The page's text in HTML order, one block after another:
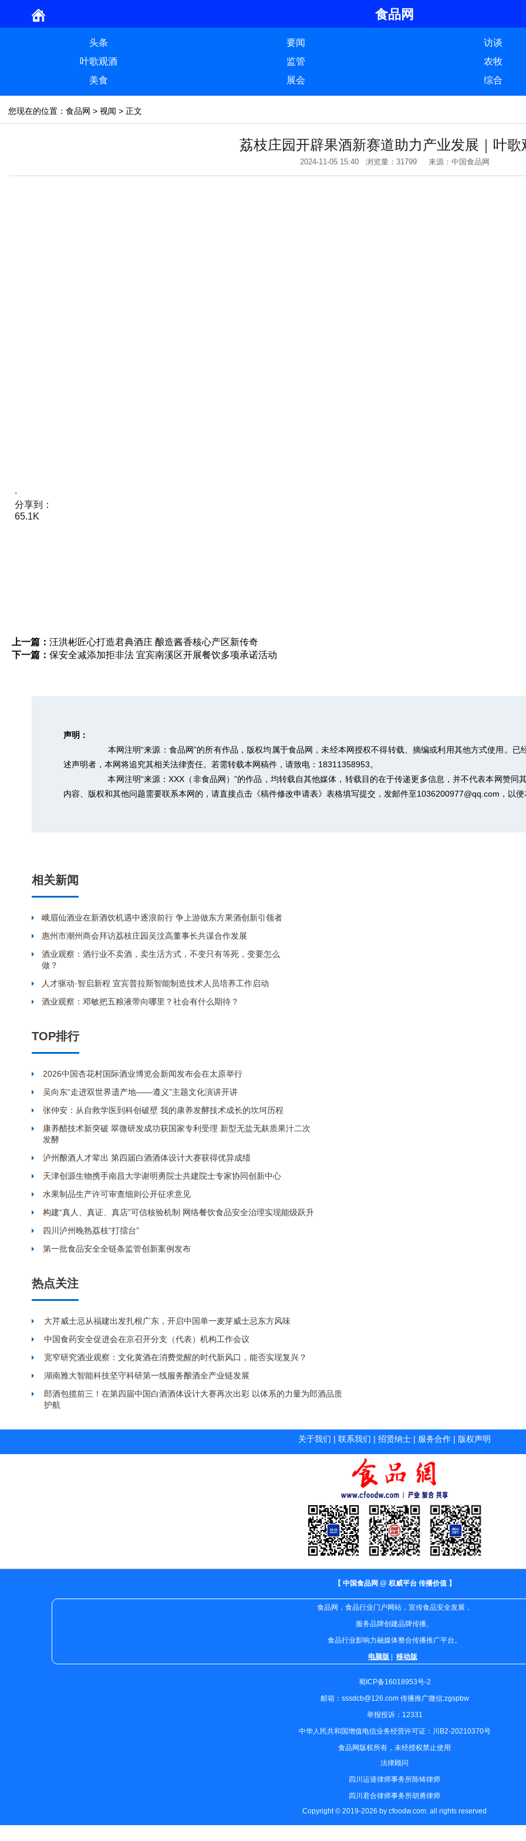
食品网
头条 要闻 访谈
叶歌观酒
监管 农牧
美食
展会 综合
您现在的位置： 食品网 > 视闻 > 正文
荔枝庄园开辟果酒新赛道助力产业发展｜叶歌
2024-11-05 15:40 浏览量：31799 来源：中国食品网
.
分享到：
65.1K
上一篇： 汪洪彬匠心打造君典酒庄 酿造酱香核心产区新传奇
下一篇： 保安全减添加拒非法 宜宾南溪区开展餐饮多项承诺活动
声明：
本网注明“来源：食品网”的所有作品，版权均属于食品网，未经本网授权不得转载、摘编或利用其他方式使用。已
述声明者，本网将追究其相关法律责任。若需转载本网稿件，请致电：18311358953。
本网注明“来源：XXX（非食品网）”的作品，均转载自其他媒体，转载目的在于传递更多信息，并不代表本网赞
内容、版权和其他问题需要联系本网的，请直接点击《稿件修改申请表》 表格填写提交，发邮件至1036200977@qq.com，以便
相关新闻
峨眉仙酒业在新酒饮机遇中逐浪前行 争上游做东方果酒创新引领者
惠州市潮州商会拜访荔枝庄园吴汶高董事长共谋合作发展
酒业观察：酒行业不卖酒，卖生活方式，不变只有等死，变要怎么
做？
人才驱动·智启新程 宜宾普拉斯智能制造技术人员培养工作启动
酒业观察：邓敏把五粮液带向哪里？社会有什么期待？
TOP排行
2026中国杏花村国际酒业博览会新闻发布会在太原举行
吴向东“走进双世界遗产地——遵义”主题文化演讲开讲
张仲安：从自救学医到科创破壁 我的康养发酵技术成长的坎坷历程
康养醋技术新突破 翠微研发成功获国家专利受理 新型无盐无麸质果汁二次
发酵
泸州酿酒人才辈出 第四届白酒酒体设计大赛获得优异成绩
天津创源生物携手南昌大学谢明勇院士共建院士专家协同创新中心
水果制品生产许可审查细则公开征求意见
构建“真人、真证、真店”可信核验机制 网络餐饮食品安全治理实现能级跃升
四川泸州晚熟荔枝“打擂台”
第一批食品安全全链条监管创新案例发布
热点关注
大芹威士忌从福建出发扎根广东，开启中国单一麦芽威士忌东方风味
中国食药安全促进会在京召开分支（代表）机构工作会议
宽窄研究酒业观察：文化黄酒在消费觉醒的时代新风口，能否实现复兴？
湖南雅大智能科技坚守科研第一线服务酿酒全产业链发展
郎酒包揽前三！在第四届中国白酒酒体设计大赛再次出彩 以体系的力量为郎酒品质
护航
关于我们 | 联系我们 | 招贤纳士 | 服务合作 | 版权声明
【 中国食品网 @ 权威平台 传播价值 】
食品网，食品行业门户网站，宣传食品安全发展，
服务品牌创建品牌传播。
食品行业影响力融媒体整合传播推广平台。
电脑版| 移动版
蜀ICP备16018953号-2
邮箱：sssdcb@126.com 传播推广微信:zgspbw
举报投诉：12331
中华人民共和国增值电信业务经营许可证：川B2-20210370号
食品网版权所有，未经授权禁止使用
法律顾问
四川运逵律师事务所陈铸律师
四川君合律师事务所胡勇律师
Copyright © 2019-2026 by cfoodw.com. all rights reserved